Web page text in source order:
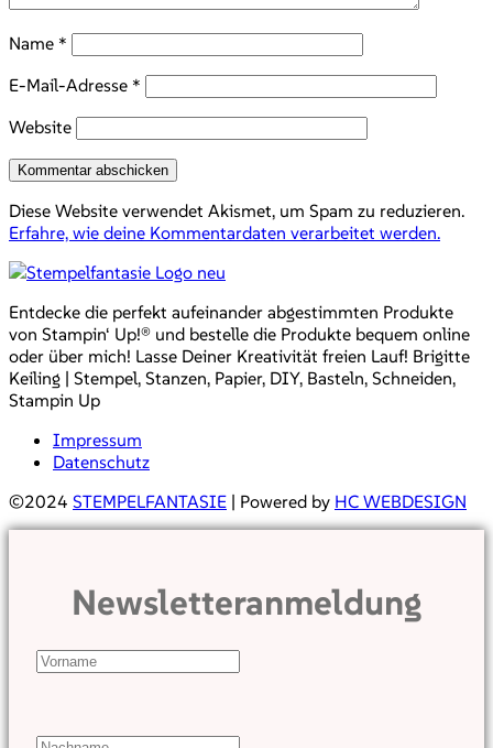
Name *
E-Mail-Adresse *
Website
Diese Website verwendet Akismet, um Spam zu reduzieren.
Erfahre, wie deine Kommentardaten verarbeitet werden.
Entdecke die perfekt aufeinander abgestimmten Produkte
von Stampin‘ Up!® und bestelle die Produkte bequem online
oder über mich! Lasse Deiner Kreativität freien Lauf! Brigitte
Keiling | Stempel, Stanzen, Papier, DIY, Basteln, Schneiden,
Stampin Up
Impressum
Datenschutz
©2024 STEMPELFANTASIE | Powered by HC WEBDESIGN
Newsletteranmeldung